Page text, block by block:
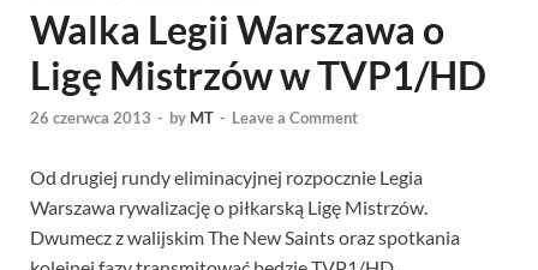
Walka Legii Warszawa o
Ligę Mistrzów w TVP1/HD
26 czerwca 2013 - by MT - Leave a Comment
Od drugiej rundy eliminacyjnej rozpocznie Legia
Warszawa rywalizację o piłkarską Ligę Mistrzów.
Dwumecz z walijskim The New Saints oraz spotkania